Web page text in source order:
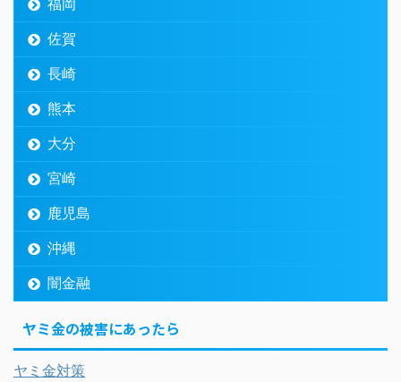
福岡
佐賀
長崎
熊本
大分
宮崎
鹿児島
沖縄
闇金融
ヤミ金の被害にあったら
ヤミ金対策